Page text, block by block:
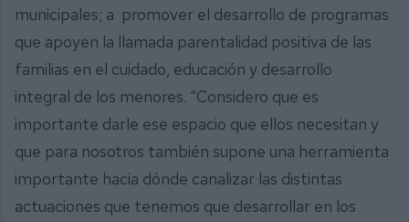
municipales; a promover el desarrollo de programas
que apoyen la llamada parentalidad positiva de las
familias en el cuidado, educación y desarrollo
integral de los menores. “Considero que es
importante darle ese espacio que ellos necesitan y
que para nosotros también supone una herramienta
importante hacia dónde canalizar las distintas
actuaciones que tenemos que desarrollar en los